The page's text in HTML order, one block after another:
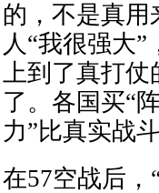
的，不是真用
人“我很强大
上到了真打仗
了。各国买“
力”比真实战
在57空战后，